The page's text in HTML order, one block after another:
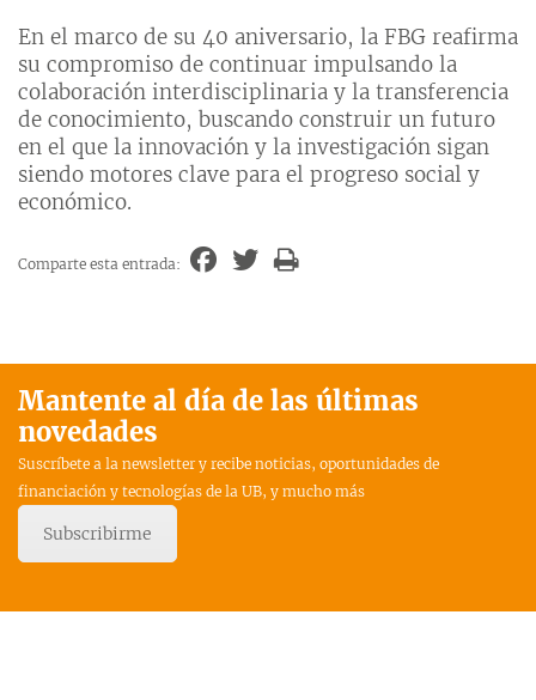
En el marco de su 40 aniversario, la FBG reafirma
su compromiso de continuar impulsando la
colaboración interdisciplinaria y la transferencia
de conocimiento, buscando construir un futuro
en el que la innovación y la investigación sigan
siendo motores clave para el progreso social y
económico.
Comparte esta entrada:
Mantente al día de las últimas
novedades
Suscríbete a la newsletter y recibe noticias, oportunidades de
financiación y tecnologías de la UB, y mucho más
Subscribirme